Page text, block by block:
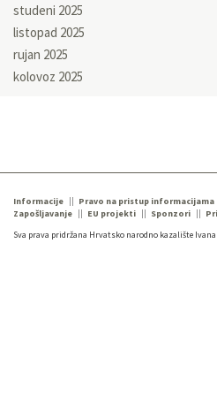
studeni 2025
listopad 2025
rujan 2025
kolovoz 2025
Informacije Pravo na pristup informacijama
Zapošljavanje
EU projekti Sponzori
Sva prava pridržana Hrvatsko narodno kazalište Ivana